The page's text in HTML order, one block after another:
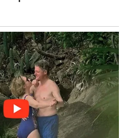
trenuci.
ljubavnim sretnicima ostatka
dilema dolazi osjećaj mira,